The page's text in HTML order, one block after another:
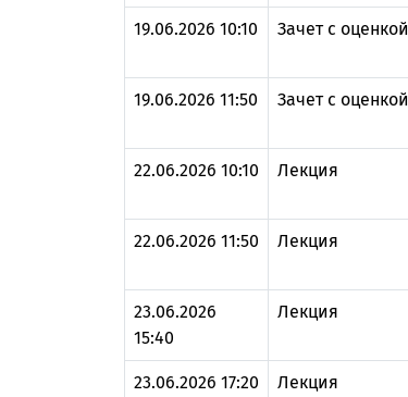
19.06.2026 10:10 Зачет с оценкой
19.06.2026 11:50 Зачет с оценкой
22.06.2026 10:10 Лекция
22.06.2026 11:50 Лекция
23.06.2026
15:40
Лекция
23.06.2026 17:20 Лекция